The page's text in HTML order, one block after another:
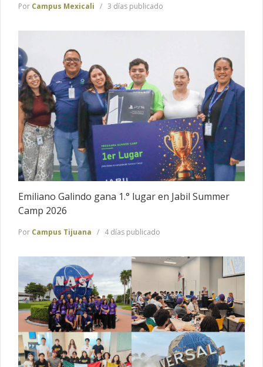
Por Campus Mexicali 3 días publicado
Emiliano Galindo gana 1.° lugar en Jabil Summer
Camp 2026
Por Campus Tijuana 4 días publicado